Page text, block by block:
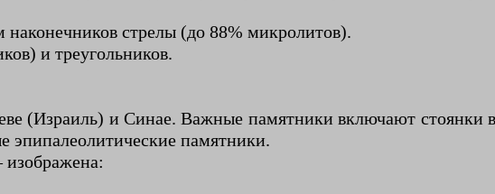
стрелы (до 88% микролитов).
и треугольников.
(Израиль) и Синае. Важные памятники включают
эпипалеолитические памятники.
изображена: